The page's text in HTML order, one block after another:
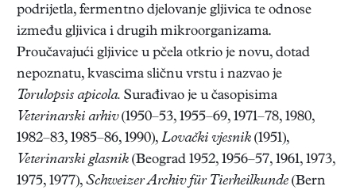
podrijetla, fermentno djelovanje gljivica te odnose
između gljivica i drugih mikroorganizama.
Proučavajući gljivice u pčela otkrio je novu, dotad
nepoznatu, kvascima sličnu vrstu i nazvao je
Torulopsis apicola. Surađivao je u časopisima
Veterinarski arhiv(1950–53, 1955–69, 1971–78, 1980,
1982–83, 1985–86, 1990), Lovački vjesnik (1951),
Veterinarski glasnik (Beograd 1952, 1956–57, 1961, 1973,
1975, 1977), Schweizer Archiv für Tierheilkunde (Bern